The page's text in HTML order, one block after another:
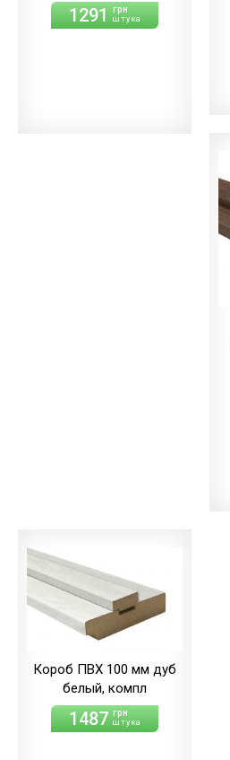
1291 грн
штука
Короб ПВХ 100 мм дуб
белый, компл
1487 грн
штука